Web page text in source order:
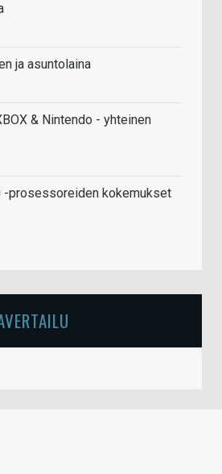
ja asuntolaina
& Nintendo - yhteinen
-prosessoreiden kokemukset